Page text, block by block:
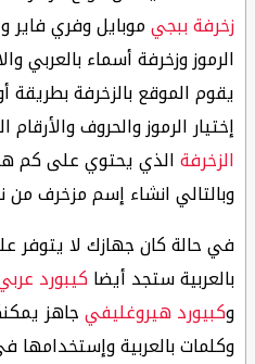
زخرفة ببجيموبايل وفري فاير
الرموز وزخرفة أسماء بالعربي
يقوم الموقع بالزخرفة بطريقة
إختيار الرموز والحروف
الزخرفةالذي يحتوي على كم
وبالتالي انشاء إسم مزخرف من
في حالة كان جهازك لا يتوفر
بالعربية ستجد أيضاكيبورد
وكبيورد هيروغليفيجاهز
وكلمات بالعربية وإستخدامها